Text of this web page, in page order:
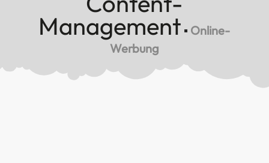
Management ▪ Online-
Werbung